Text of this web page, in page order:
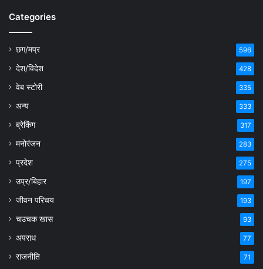
Categories
छग/मप्र 596
देश/विदेश 428
वेब स्टोरी 335
अन्य 333
ब्रेकिंग 317
मनोरंजन 283
प्रदेश 275
उप्र/बिहार 197
जीवन परिचय 193
चउचक खास 93
अपराध 77
राजनीति 71